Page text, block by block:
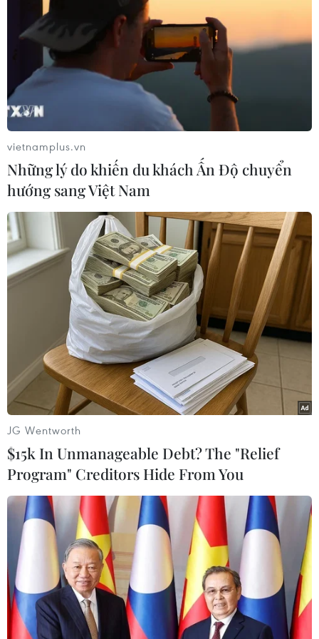
hại vợ người Việt Nam (30 tuổi) vào khoảng 5 giờ 30
phút tại nhà riêng.
Hàn Quốc: Sáu thuyền viên Việt Nam mất
tích ngoài khơi đảo Jeju
19/11/2019 03:59
Ban Quản lý Lao động Việt Nam tại Hàn Quốc cho biết
cảnh sát biển nước này sáng 19/11 đã thông báo danh
tính và số hộ chiếu của các thuyền viên Việt Nam mất
tích.
vietnamplus.vn
Những lý do khiến du khách Ấn Độ chuyển
hướng sang Việt Nam
JG Wentworth
$15k In Unmanageable Debt? The "Relief
Program" Creditors Hide From You